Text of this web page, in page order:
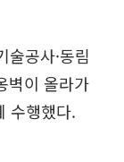
술공사·동림
벽이 올라가
수행했다.